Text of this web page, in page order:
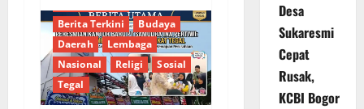
Berita Terkini
Budaya
Daerah
Lembaga
Nasional
Religi
Sosial
Tegal
Desa
Sukaresmi
Cepat
Rusak,
KCBI Bogor